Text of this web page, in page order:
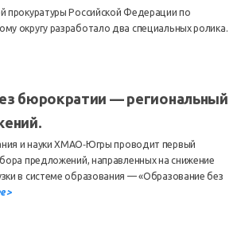
прокуратуры Российской Федерации по
округу разработало два специальных ролика.
бюрократии — региональный
и науки ХМАО‑Югры проводит первый
предложений, направленных на снижение
в системе образования — «Образование без
>